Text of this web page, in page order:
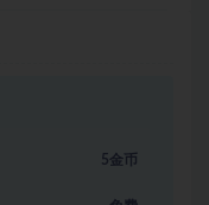
5金币